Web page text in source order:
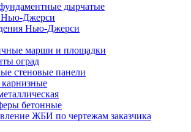
дырчатые
Джерси
Нью-Джерси
марши и площадки
оград
стеновые панели
бетонные
ЖБИ по чертежам заказчика